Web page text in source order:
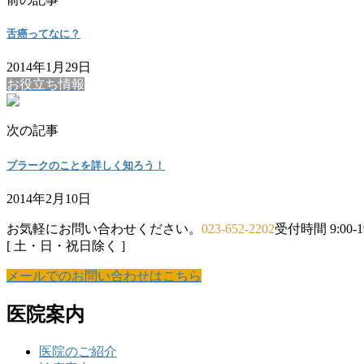
舌癌ってなに？
2014年1月29日
お役立ち情報
次の記事
プラークのことを詳しく知ろう！
2014年2月10日
お気軽にお問い合わせください。 023-652-2202受付時間 9:00-
[ 土・日・祝日除く ]
メールでのお問い合わせはこちら
医院案内
医院のご紹介